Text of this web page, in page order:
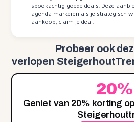
spookachtig goede deals. Deze
agenda markeren als je strategisch
aankoop, claim je deal.
Probeer ook
verlopen
20%
Geniet van 20% korting